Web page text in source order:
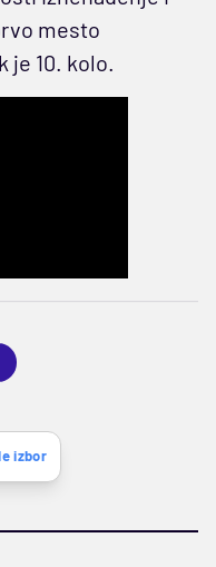
mesto
je 10. kolo.
izbor